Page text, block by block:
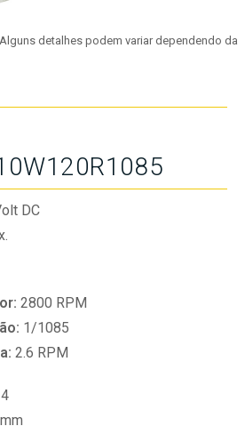
detalhes podem variar dependendo da
DC
2800 RPM
1/1085
2.6 RPM
4